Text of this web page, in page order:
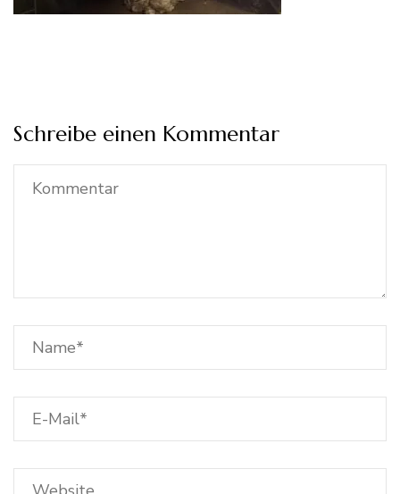
Schreibe einen Kommentar